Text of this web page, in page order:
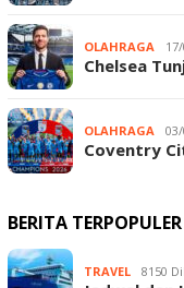
OLAHRAGA
Chelsea
OLAHRAGA
Coventry
BERITA TERPOPULER
TRAVEL 8150